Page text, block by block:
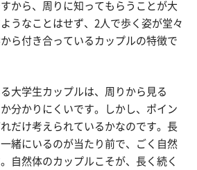
から、周りに知ってもらうことが大
うなことはせず、2人で歩く姿が堂々
ら付き合っているカップルの特徴で
大学生カップルは、周りから見る
分かりにくいです。しかし、ポイン
だけ考えられているかなのです。長
緒にいるのが当たり前で、ごく自然
自然体のカップルこそが、長く続く